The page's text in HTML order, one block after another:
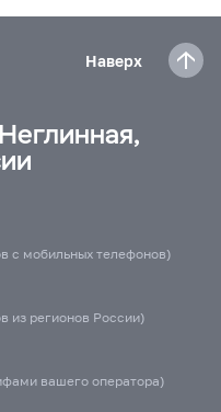
Наверх
с мобильных телефонов)
из регионов России)
вашего оператора)